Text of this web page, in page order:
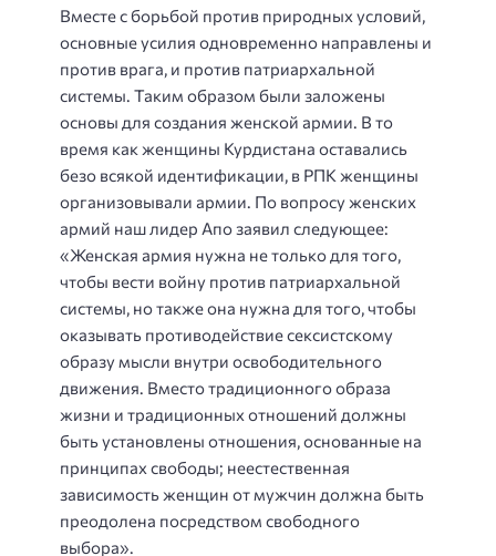
Вместе с борьбой против природных условий,
основные усилия одновременно направлены и
против врага, и против патриархальной
системы. Таким образом были заложены
основы для создания женской армии. В то
время как женщины Курдистана оставались
безо всякой идентификации, в РПК женщины
организовывали армии. По вопросу женских
армий наш лидер Апо заявил следующее:
«Женская армия нужна не только для того,
чтобы вести войну против патриархальной
системы, но также она нужна для того, чтобы
оказывать противодействие сексистскому
образу мысли внутри освободительного
движения. Вместо традиционного образа
жизни и традиционных отношений должны
быть установлены отношения, основанные на
принципах свободы; неестественная
зависимость женщин от мужчин должна быть
преодолена посредством свободного
выбора».